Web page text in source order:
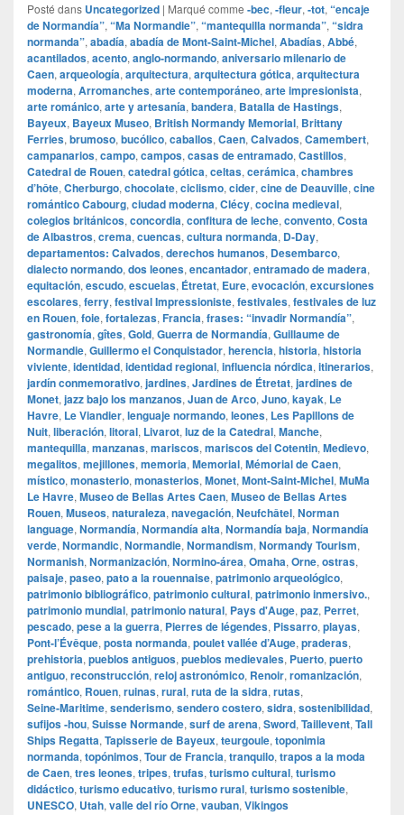
Posté dans Uncategorized | Marqué comme ‑bec, ‑fleur, ‑tot, “encaje
de Normandía”, “Ma Normandie”, “mantequilla normanda”, “sidra
normanda”, abadía, abadía de Mont-Saint-Michel, Abadías, Abbé,
acantilados, acento, anglo‑normando, aniversario milenario de
Caen, arqueología, arquitectura, arquitectura gótica, arquitectura
moderna, Arromanches, arte contemporáneo, arte impresionista,
arte románico, arte y artesanía, bandera, Batalla de Hastings,
Bayeux, Bayeux Museo, British Normandy Memorial, Brittany
Ferries, brumoso, bucólico, caballos, Caen, Calvados, Camembert,
campanarios, campo, campos, casas de entramado, Castillos,
Catedral de Rouen, catedral gótica, celtas, cerámica, chambres
d’hôte, Cherburgo, chocolate, ciclismo, cider, cine de Deauville, cine
romántico Cabourg, ciudad moderna, Clécy, cocina medieval,
colegios británicos, concordia, confitura de leche, convento, Costa
de Albastros, crema, cuencas, cultura normanda, D‑Day,
departamentos: Calvados, derechos humanos, Desembarco,
dialecto normando, dos leones, encantador, entramado de madera,
equitación, escudo, escuelas, Étretat, Eure, evocación, excursiones
escolares, ferry, festival Impressioniste, festivales, festivales de luz
en Rouen, foie, fortalezas, Francia, frases: “invadir Normandía”,
gastronomía, gîtes, Gold, Guerra de Normandía, Guillaume de
Normandie, Guillermo el Conquistador, herencia, historia, historia
viviente, identidad, identidad regional, influencia nórdica, itinerarios,
jardín conmemorativo, jardines, Jardines de Étretat, jardines de
Monet, jazz bajo los manzanos, Juan de Arco, Juno, kayak, Le
Havre, Le Viandier, lenguaje normando, leones, Les Papillons de
Nuit, liberación, litoral, Livarot, luz de la Catedral, Manche,
mantequilla, manzanas, mariscos, mariscos del Cotentin, Medievo,
megalitos, mejillones, memoria, Memorial, Mémorial de Caen,
místico, monasterio, monasterios, Monet, Mont‑Saint‑Michel, MuMa
Le Havre, Museo de Bellas Artes Caen, Museo de Bellas Artes
Rouen, Museos, naturaleza, navegación, Neufchâtel, Norman
language, Normandía, Normandía alta, Normandía baja, Normandía
verde, Normandic, Normandie, Normandism, Normandy Tourism,
Normanish, Normanización, Normino‑área, Omaha, Orne, ostras,
paisaje, paseo, pato a la rouennaise, patrimonio arqueológico,
patrimonio bibliográfico, patrimonio cultural, patrimonio inmersivo.,
patrimonio mundial, patrimonio natural, Pays d'Auge, paz, Perret,
pescado, pese a la guerra, Pierres de légendes, Pissarro, playas,
Pont‑l’Évêque, posta normanda, poulet vallée d’Auge, praderas,
prehistoria, pueblos antiguos, pueblos medievales, Puerto, puerto
antiguo, reconstrucción, reloj astronómico, Renoir, romanización,
romántico, Rouen, ruinas, rural, ruta de la sidra, rutas,
Seine‑Maritime, senderismo, sendero costero, sidra, sostenibilidad,
sufijos ‑hou, Suisse Normande, surf de arena, Sword, Taillevent, Tall
Ships Regatta, Tapisserie de Bayeux, teurgoule, toponimia
normanda, topónimos, Tour de Francia, tranquilo, trapos a la moda
de Caen, tres leones, tripes, trufas, turismo cultural, turismo
didáctico, turismo educativo, turismo rural, turismo sostenible,
UNESCO, Utah, valle del río Orne, vauban, Vikingos